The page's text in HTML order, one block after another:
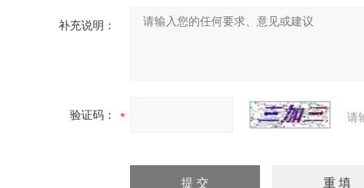
补充说明：
验证码： 请